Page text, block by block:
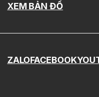
XEM BẢN ĐỒ
ZALOFACEBOOK